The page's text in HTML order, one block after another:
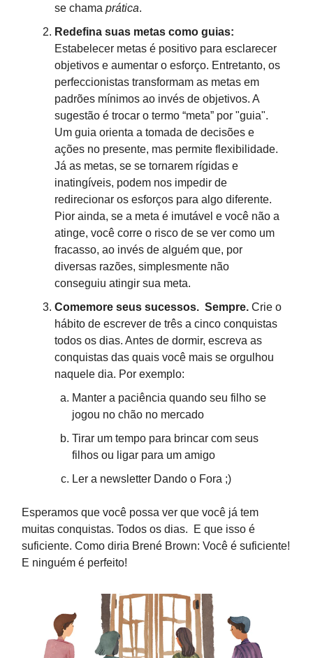
se chama prática.
Redefina suas metas como guias:
Estabelecer metas é positivo para esclarecer
objetivos e aumentar o esforço. Entretanto, os
perfeccionistas transformam as metas em
padrões mínimos ao invés de objetivos. A
sugestão é trocar o termo “meta” por "guia".
Um guia orienta a tomada de decisões e
ações no presente, mas permite flexibilidade.
Já as metas, se se tornarem rígidas e
inatingíveis, podem nos impedir de
redirecionar os esforços para algo diferente.
Pior ainda, se a meta é imutável e você não a
atinge, você corre o risco de se ver como um
fracasso, ao invés de alguém que, por
diversas razões, simplesmente não
conseguiu atingir sua meta.
Comemore seus sucessos. Sempre. Crie o
hábito de escrever de três a cinco conquistas
todos os dias. Antes de dormir, escreva as
conquistas das quais você mais se orgulhou
naquele dia. Por exemplo:
Manter a paciência quando seu filho se
jogou no chão no mercado
Tirar um tempo para brincar com seus
filhos ou ligar para um amigo
Ler a newsletter Dando o Fora ;)
Esperamos que você possa ver que você já tem
muitas conquistas. Todos os dias. E que isso é
suficiente. Como diria Brené Brown: Você é suficiente!
E ninguém é perfeito!